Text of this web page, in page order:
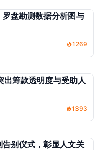
盘勘测数据分析图与
1269
筹款透明度与受助人
1393
别仪式，彰显人文关